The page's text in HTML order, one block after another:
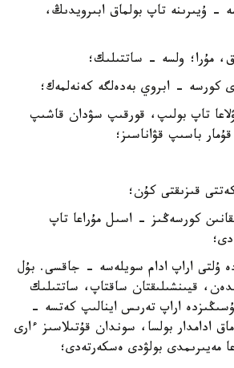
- ۇيىرىنە تاپ بولماق ابىرويدىڭ،
مۇرا؛ ولسە - ساتتىلىك؛
كورسە - ابروي بەدەلگە كەنەلمەك؛
تاپ بولىپ، قورقىپ سۋدان قاشىپ
باسىپ قۋاناسىز؛
قىزىقتى كۇن؛
كورسەڭىز - اسىل مۇراعا تاپ
ۇلتى اراپ ادام سويلەسە - جاقسى. بۇل
قيىنشىلىقتان ساقتاپ، ساتتىلىك
اراپ تەرىس اينالىپ كەتسە -
ادامدار بولسا، سوندان قۇتىلاسىز ءارى
مەيىرىمدى بولۋدى ەسكەرتەدى؛